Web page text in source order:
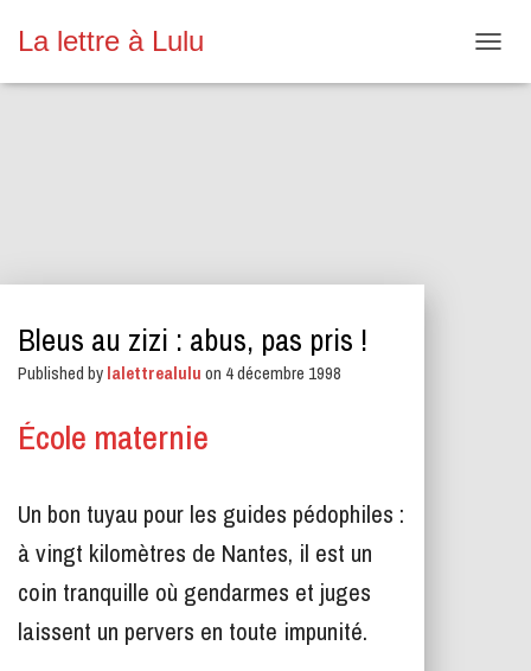
La lettre à Lulu
U
Bleus au zizi : abus, pas pris !
Published bylalettrealuluon 4 décembre 1998
École maternie
Un bon tuyau pour les guides pédophiles :
à vingt kilomètres de Nantes, il est un
coin tranquille où gendarmes et juges
laissent un pervers en toute impunité.